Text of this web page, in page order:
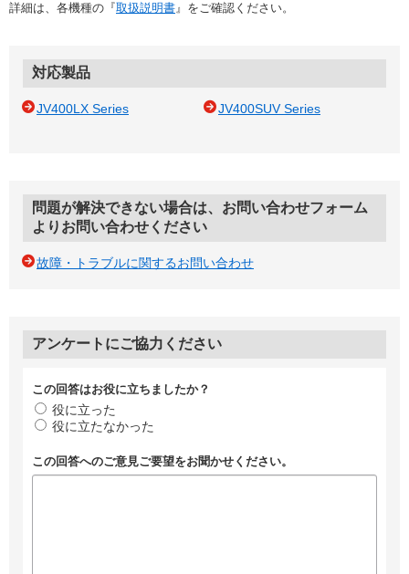
詳細は、各機種の『取扱説明書』をご確認ください。
対応製品
JV400LX Series JV400SUV Series
問題が解決できない場合は、お問い合わせフォーム
よりお問い合わせください
故障・トラブルに関するお問い合わせ
アンケートにご協力ください
この回答はお役に立ちましたか？
役に立った
役に立たなかった
この回答へのご意見ご要望をお聞かせください。